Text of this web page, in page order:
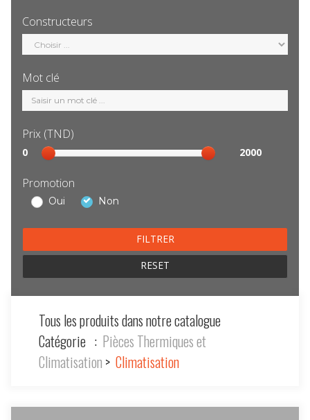
Constructeurs
Sélection
constructeur
Mot clé
Mot
clé
Prix (TND)
Sélection
prix
0 2000
Promotion
Oui Non
RESET
Tous les produits dans notre catalogue
Catégorie : Pièces Thermiques et
Climatisation > Climatisation